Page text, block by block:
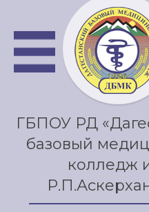
ГБПОУ РД
базовый
колледж